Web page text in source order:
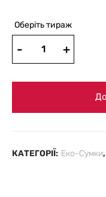
Оберіть тираж
КАТЕГОРІЇ: Еко-Сумки,